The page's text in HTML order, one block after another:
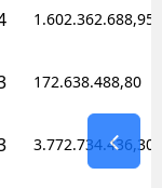
1.602.362.688,95
172.638.488,80
3.772.734.436,30